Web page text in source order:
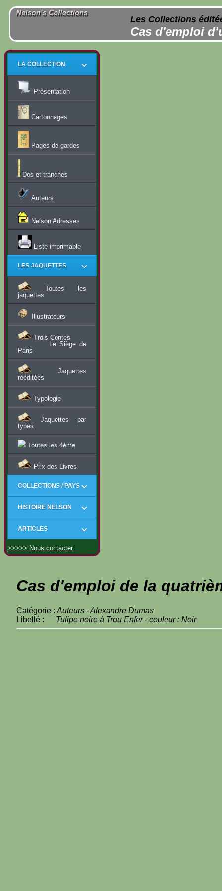
Les Collections
Cas d'emploi
LA COLLECTION
Présentation
Cartonnages
Pages de gardes
Dos et tranches
Auteurs
Nelson Adresses
Liste imprimable
LES JAQUETTES
Toutes les
jaquettes
Illustrateurs
Trois Contes
Le Siège de
Paris
Jaquettes
rééditées
Typologie
Jaquettes par
types
Toutes les 4ème
Prix des Livres
COLLECTIONS / PAYS
HISTOIRE NELSON
ARTICLES
>>>>> Nous contacter
Cas d'emploi de la
Catégorie : Auteurs - Alexandre Dumas
Libellé : Tulipe noire à Trou Enfer - couleur : Noir